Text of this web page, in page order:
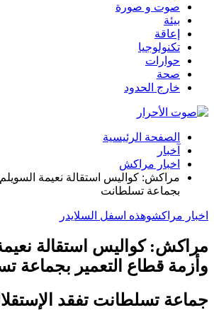
صوت و صورة
بيئة
إعاقة
تكنولوجيا
حوارات
صحة
خارج الحدود
الصفحة الرئيسية
آخبار
اخبار مراكش
مراكش: كواليس استقالة نعيمة السويلم
بجماعة تسلطانت
اخبار مراكشوهذه اسفل السلايدر
مراكش: كواليس استقالة
وأزمة قطاع التعمير بجماعة
جماعة تسلطانت تفقد